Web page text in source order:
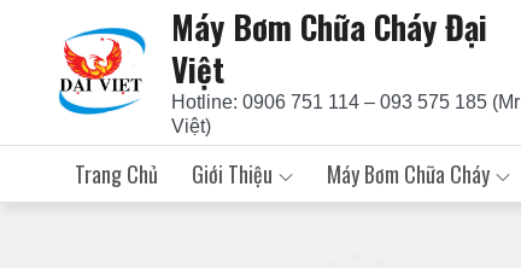
content
Máy Bơm Chữa Cháy Đại
Việt
Hotline: 0906 751 114 – 093 575 185 (Mr
Việt)
Trang Chủ Giới Thiệu Máy Bơm Chữa Cháy